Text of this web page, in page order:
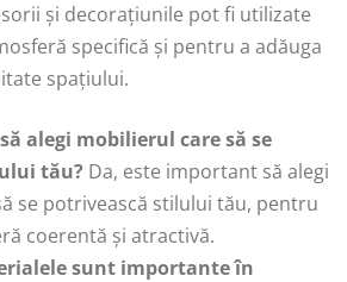
și decorațiunile pot fi utilizate
specifică și pentru a adăuga
spațiului.
alegi mobilierul care să se
tău? Da, este important să alegi
se potrivească stilului tău, pentru
coerentă și atractivă.
sunt importante în